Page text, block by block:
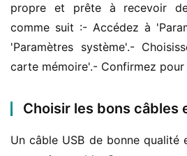
propre et prête à recevoir
comme suit :- Accédez à
'Paramètres système'.-
carte mémoire'.- Confirmez pour
Choisir les bons câbles
Un câble USB de bonne qualité